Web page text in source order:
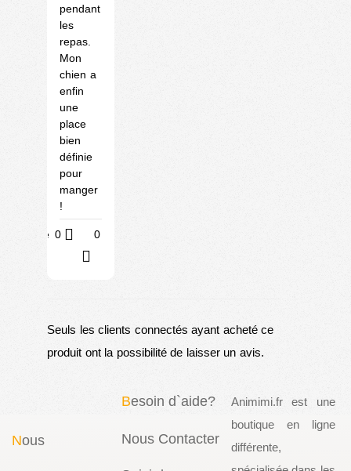
pendant
les
repas.
Mon
chien a
enfin
une
place
bien
définie
pour
manger
!
Utile 0 0
Seuls les clients connectés ayant acheté ce
produit ont la possibilité de laisser un avis.
Nous
Besoin d`aide?
Nous Contacter
Animimi.fr est une
boutique en ligne
différente,